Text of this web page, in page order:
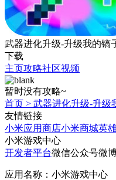
武器进化升级-升级我的镐
下载
主页攻略社区视频
暂时没有攻略~
首页 > 武器进化升级-升级
友情链接
小米应用商店小米商城英
小米游戏中心
开发者平台微信公众号微
应用名称：小米游戏中心